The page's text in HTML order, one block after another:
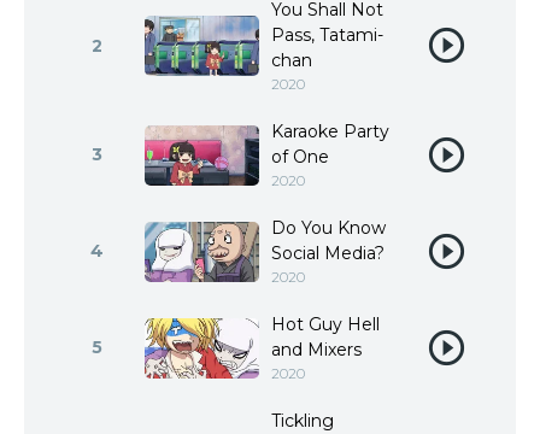
2
You Shall Not
Pass, Tatami-
chan
2020
3
Karaoke Party
of One
2020
4
Do You Know
Social Media?
2020
5
Hot Guy Hell
and Mixers
2020
Tickling